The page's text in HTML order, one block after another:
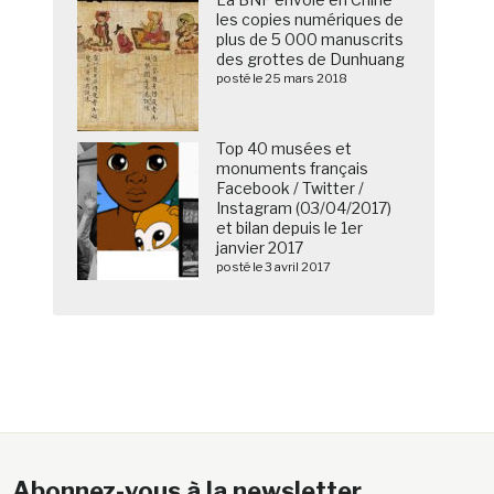
les copies numériques de
plus de 5 000 manuscrits
des grottes de Dunhuang
posté le 25 mars 2018
Top 40 musées et
monuments français
Facebook / Twitter /
Instagram (03/04/2017)
et bilan depuis le 1er
janvier 2017
posté le 3 avril 2017